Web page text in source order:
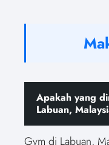
Apakah yang
Labuan,
Gym di Labuan,